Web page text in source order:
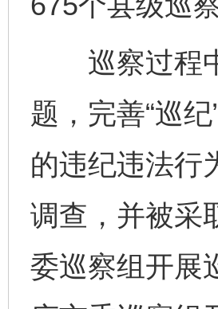
巡察过程中
题，完善“巡
的违纪违法行
调查，并被采
委巡察组开展